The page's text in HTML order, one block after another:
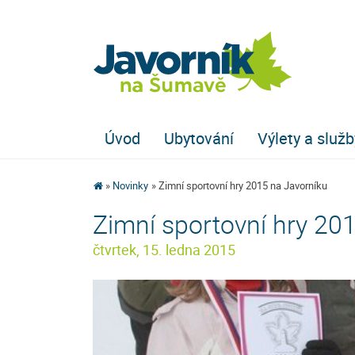
Úvod Ubytování Výlety a
Novinky Zimní sportovní hry 2015 na Javorníku
Zimní sportovní hry
čtvrtek, 15. ledna 2015